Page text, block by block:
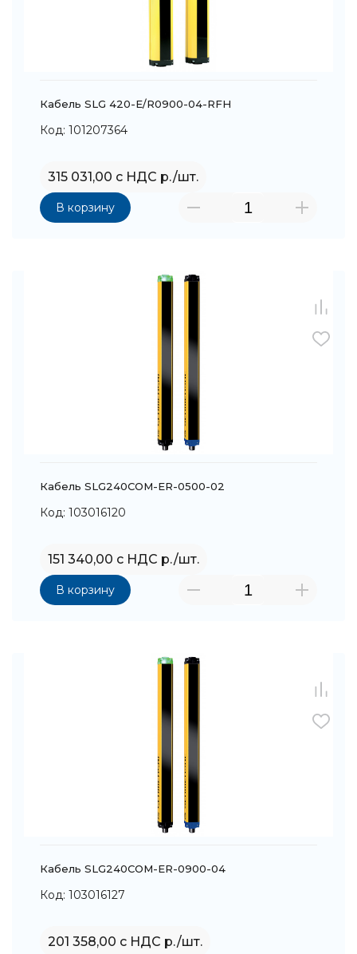
Кабель SLG 420-E/R0900-04-RFH
Код: 101207364
315 031,00 с НДС р./шт.
В корзину
Кабель SLG240COM-ER-0500-02
Код: 103016120
151 340,00 с НДС р./шт.
В корзину
Кабель SLG240COM-ER-0900-04
Код: 103016127
201 358,00 с НДС р./шт.